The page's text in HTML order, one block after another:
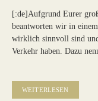
[:de]Aufgrund Eurer
beantworten wir in
wirklich sinnvoll sind
Verkehr haben. Dazu
WEITERLESEN